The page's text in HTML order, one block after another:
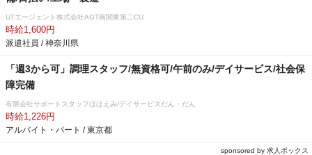
UTエージェント株式会社AGT南関東第二CU
時給1,600円
派遣社員 / 神奈川県
「週3から可」調理スタッフ/無資格可/午前のみ/デイサービス/社会保
障完備
有限会社サポートスタッフほほえみ/デイサービスだん・だん
時給1,226円
アルバイト・パート / 東京都
sponsored by 求人ボックス